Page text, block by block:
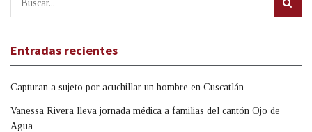
Entradas recientes
Capturan a sujeto por acuchillar un hombre en Cuscatlán
Vanessa Rivera lleva jornada médica a familias del cantón Ojo de
Agua